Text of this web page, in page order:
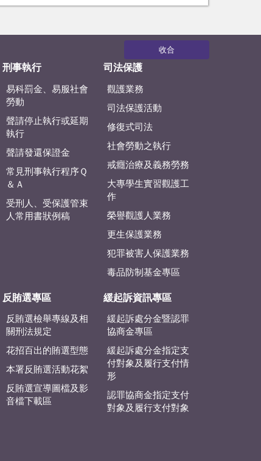
收合
刑事執行
易科罰金、易服社會
勞動
聲請停止執行或延期
執行
聲請發還保證金
常見刑事執行程序Ｑ
＆Ａ
受刑人、受保護管束
人常用書狀例稿
司法保護
觀護業務
司法保護活動
修復式司法
社會勞動之執行
戒癮治療及義務勞務
大專學生實習觀護工
作
榮譽觀護人業務
更生保護業務
犯罪被害人保護業務
毒品防制基金專區
反賄選專區
反賄選檢舉專線及相
關刑法規定
花招百出的賄選型態
本署反賄選活動花絮
反賄選宣導圖檔及影
音檔下載區
緩起訴資訊專區
緩起訴處分金暨認罪
協商金專區
緩起訴處分金指定支
付對象及履行支付情
形
認罪協商金指定支付
對象及履行支付對象